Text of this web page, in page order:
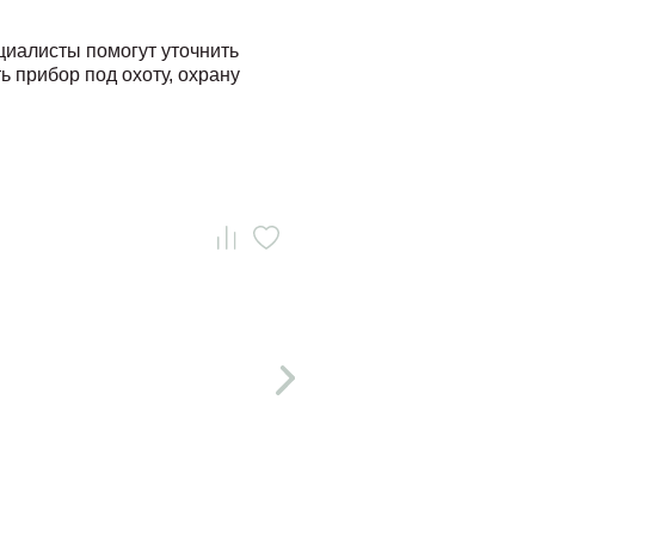
помогут уточнить
прибор под охоту, охрану